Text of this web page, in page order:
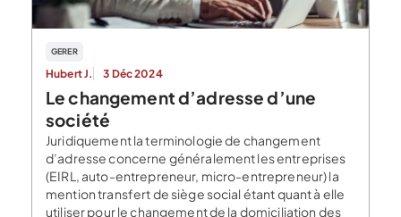
GERER
Hubert J. 3 Déc 2024
Le changement d’adresse d’une
société
Juridiquement la terminologie de changement
d’adresse concerne généralement les entreprises
(EIRL, auto-entrepreneur, micro-entrepreneur) la
mention transfert de siège social étant quant à elle
utiliser pour le changement de la domiciliation des